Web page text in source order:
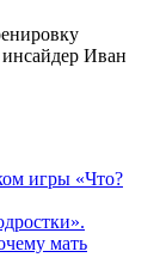
Иван
игры «Что?
мать